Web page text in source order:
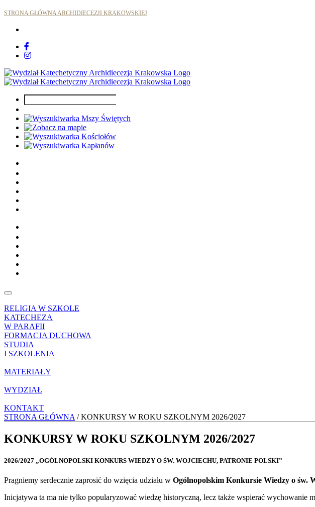
STRONA GŁÓWNA ARCHIDIECEZJI KRAKOWSKIEJ
RELIGIA W SZKOLE
KATECHEZA
W PARAFII
FORMACJA DUCHOWA
STUDIA
I SZKOLENIA
MATERIAŁY
WYDZIAŁ
KONTAKT
STRONA GŁÓWNA / KONKURSY W ROKU SZKOLNYM 2026/2027
KONKURSY W ROKU SZKOLNYM 2026/2027
2026/2027 „OGÓLNOPOLSKI KONKURS WIEDZY O ŚW. WOJCIECHU, PATRONIE POLSKI”
Pragniemy serdecznie zaprosić do wzięcia udziału w Ogólnopolskim Konkursie Wiedzy o św.
Inicjatywa ta ma nie tylko popularyzować wiedzę historyczną, lecz także wspierać wychowanie